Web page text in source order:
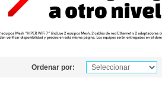
Ordenar por: